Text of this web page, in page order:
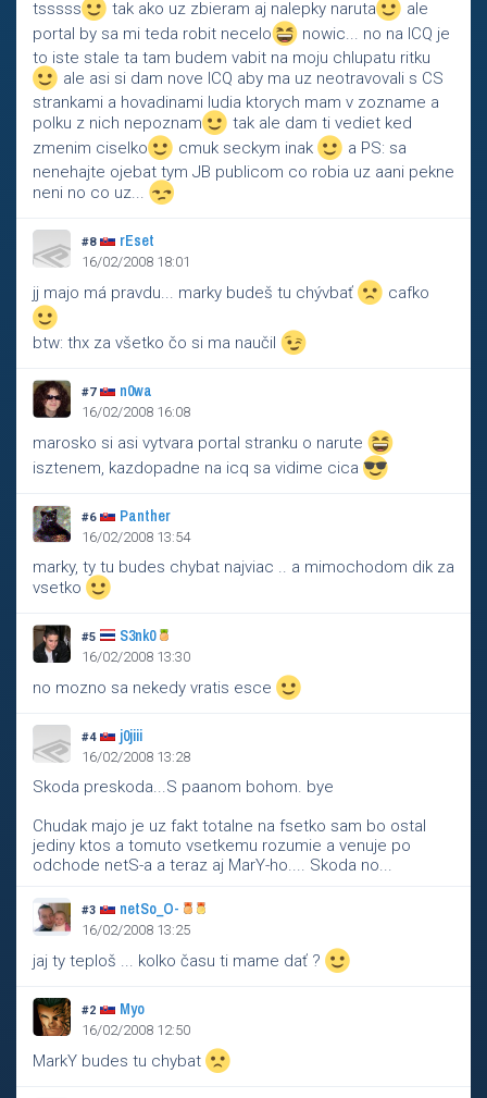
tsssss tak ako uz zbieram aj nalepky naruta
ale
portal by sa mi teda robit necelo
nowic... no na ICQ je
to iste stale ta tam budem vabit na moju chlupatu ritku
ale asi si dam nove ICQ aby ma uz neotravovali s CS
strankami a hovadinami ludia ktorych mam v zozname a
polku z nich nepoznam
tak ale dam ti vediet ked
zmenim ciselko
cmuk seckym inak
a PS: sa
nenehajte ojebat tym JB publicom co robia uz aani pekne
neni no co uz...
#8 rEset
16/02/2008 18:01
jj majo má pravdu... marky budeš tu chývbať cafko
btw: thx za všetko čo si ma naučil
#7 n0wa
16/02/2008 16:08
marosko si asi vytvara portal stranku o narute
isztenem, kazdopadne na icq sa vidime cica
#6 Panther
16/02/2008 13:54
marky, ty tu budes chybat najviac .. a mimochodom dik za
vsetko
#5 S3nk0
16/02/2008 13:30
no mozno sa nekedy vratis esce
#4 j0jiii
16/02/2008 13:28
Skoda preskoda...S paanom bohom. bye
Chudak majo je uz fakt totalne na fsetko sam bo ostal
jediny ktos a tomuto vsetkemu rozumie a venuje po
odchode netS-a a teraz aj MarY-ho.... Skoda no...
#3 netSo_O-
16/02/2008 13:25
jaj ty teploš ... kolko času ti mame dať ?
#2 Myo
16/02/2008 12:50
MarkY budes tu chybat